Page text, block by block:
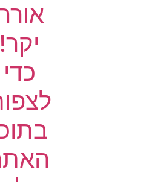
אורח
יקר!
כדי
לצפות
בתוכן
האתר